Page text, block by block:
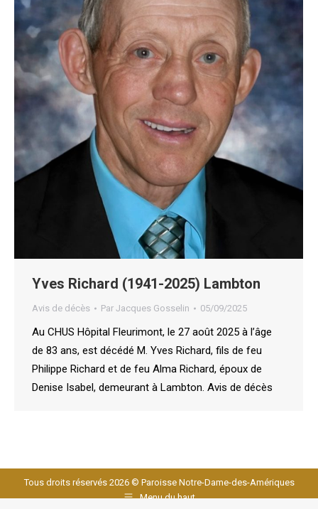
Yves Richard (1941-2025) Lambton
Avis de décès Par Jacques Gosselin 05/09/2025
Au CHUS Hôpital Fleurimont, le 27 août 2025 à l’âge
de 83 ans, est décédé M. Yves Richard, fils de feu
Philippe Richard et de feu Alma Richard, époux de
Denise Isabel, demeurant à Lambton. Avis de décès
Tous droits réservés 2026 © Paroisse Notre-Dame-des-Amériques
Menu du haut